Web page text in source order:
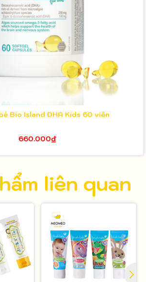
Bio Island DHA Kids 60 viên
660.000₫
liên quan